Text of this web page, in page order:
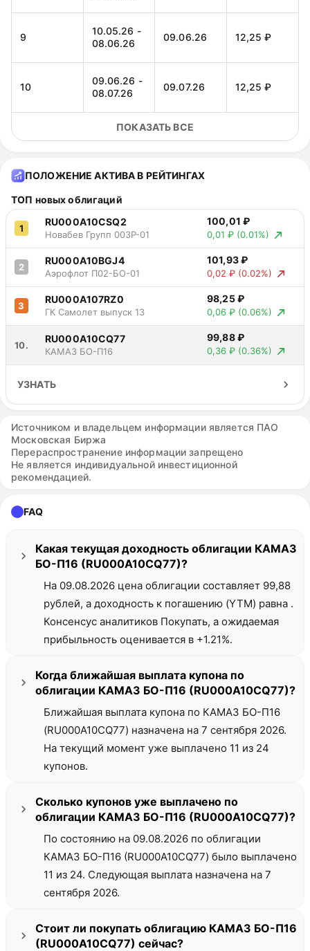
9
10.05.26 -
08.06.26
09.06.26 12,25 ₽
10
09.06.26 -
08.07.26
09.07.26 12,25 ₽
11
09.07.26 -
07.08.26
ПОКАЗАТЬ ВСЕ
ПОЛОЖЕНИЕ АКТИВА В РЕЙТИНГАХ
ТОП новых облигаций
1
RU000A10CSQ2
Новабев Групп 003Р-01
100,01 ₽
0,01 ₽ (0.01%)
2
RU000A10BGJ4
Аэрофлот П02-БО-01
101,93 ₽
0,02 ₽ (0.02%)
3
RU000A107RZ0
ГК Самолет выпуск 13
98,25 ₽
0,06 ₽ (0.06%)
10.
RU000A10CQ77
КАМАЗ БО-П16
99,88 ₽
0,36 ₽ (0.36%)
УЗНАТЬ
Источником и владельцем информации является ПАО
Московская Биржа
Перераспространение информации запрещено
Не является индивидуальной инвестиционной
рекомендацией.
FAQ
Какая текущая доходность облигации КАМАЗ
БО-П16 (RU000A10CQ77)?
На 09.08.2026 цена облигации составляет 99,88
рублей, а доходность к погашению (YTM) равна .
Консенсус аналитиков Покупать, а ожидаемая
прибыльность оценивается в +1.21%.
Когда ближайшая выплата купона по
облигации КАМАЗ БО-П16 (RU000A10CQ77)?
Ближайшая выплата купона по КАМАЗ БО-П16
(RU000A10CQ77) назначена на 7 сентября 2026.
На текущий момент уже выплачено 11 из 24
купонов.
Сколько купонов уже выплачено по
облигации КАМАЗ БО-П16 (RU000A10CQ77)?
По состоянию на 09.08.2026 по облигации
КАМАЗ БО-П16 (RU000A10CQ77) было выплачено
11 из 24. Следующая выплата назначена на 7
сентября 2026.
Стоит ли покупать облигацию КАМАЗ БО-П16
(RU000A10CQ77) сейчас?